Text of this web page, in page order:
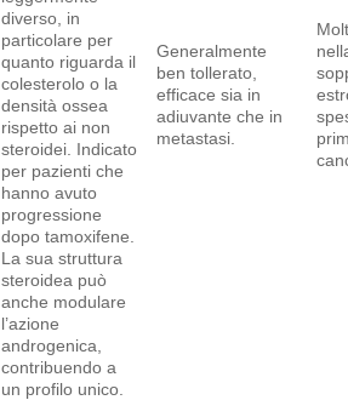
diverso, in
particolare per
quanto riguarda il
colesterolo o la
densità ossea
rispetto ai non
steroidei. Indicato
per pazienti che
hanno avuto
progressione
dopo tamoxifene.
La sua struttura
steroidea può
anche modulare
l’azione
androgenica,
contribuendo a
un profilo unico.
Generalmente
ben tollerato,
efficace sia in
adiuvante che in
metastasi.